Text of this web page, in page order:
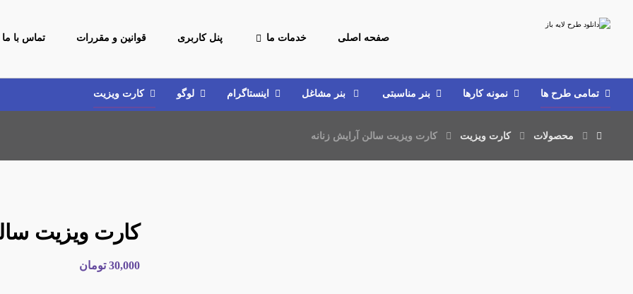
صفحه اصلی خدمات ما پنل کاربری قوانین و مقررات تماس با ما
تمامی طرح‌ ها نمونه کارها بنر مناسبتی بنر مشاغل اینستاگرام لوگو کارت ویزیت
محصولات کارت ویزیت کارت ویزیت سالن آرایش زنانه
کارت ویزیت
30,000 تومان